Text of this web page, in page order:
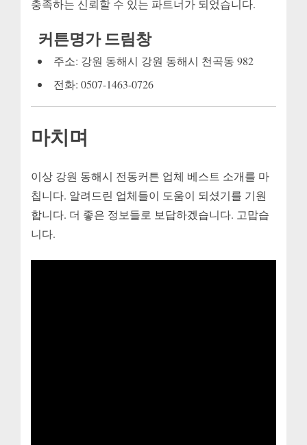
충족하는 신뢰할 수 있는 파트너가 되었습니다.
커튼명가 드림창
주소: 강원 동해시 강원 동해시 천곡동 982
전화: 0507-1463-0726
마치며
이상 강원 동해시 전동커튼 업체 베스트 소개를 마
칩니다. 알려드린 업체들이 도움이 되셨기를 기원
합니다. 더 좋은 정보들로 보답하겠습니다. 고맙습
니다.